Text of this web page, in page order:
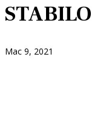
STABILO
Mac 9, 2021